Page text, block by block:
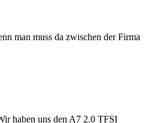
man muss da zwischen der Firma
haben uns den A7 2.0 TFSI